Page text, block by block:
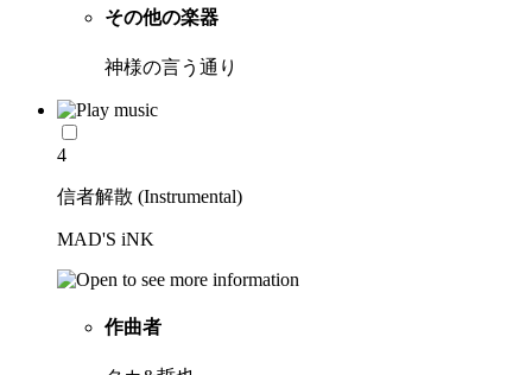
その他の楽器
神様の言う通り
4
信者解散 (Instrumental)
MAD'S iNK
作曲者